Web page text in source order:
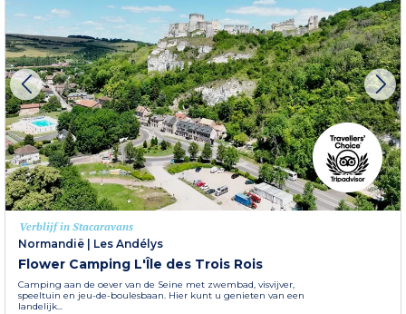
Verblijf in Stacaravans
Normandië
Les Andélys
Flower Camping L'Île des Trois Rois
Camping aan de oever van de Seine met zwembad, visvijver,
speeltuin en jeu-de-boulesbaan. Hier kunt u genieten van een
landelijk...